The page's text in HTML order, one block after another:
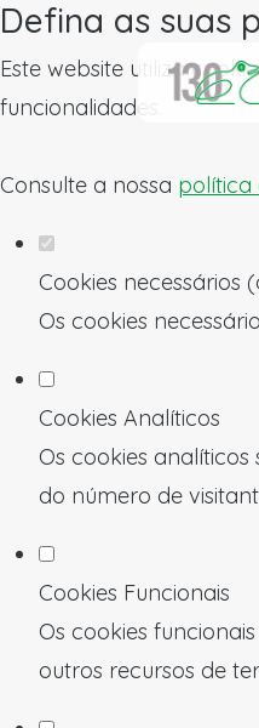
Defina as suas
Este website utiliza
funcionalidades.
Consulte a nossa política
Cookies necessários
Os cookies
Cookies Analíticos
Os cookies
do número de
Cookies Funcionais
Os cookies
outros recursos de